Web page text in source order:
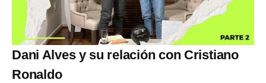
Dani Alves y su relación con Cristiano
Ronaldo